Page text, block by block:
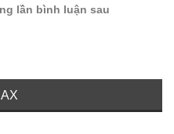
lần bình luận sau